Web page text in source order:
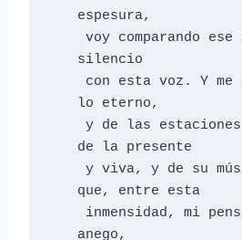
espesura,
silencio
lo eterno,
de la presente
que, entre esta
anego,